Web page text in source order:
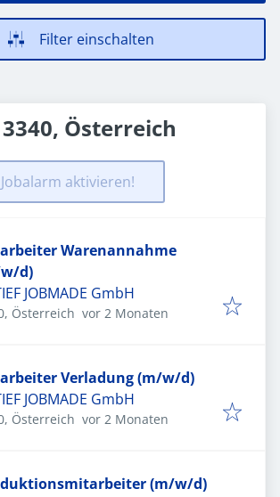
Filter einschalten
Österreich
aktivieren!
Warenannahme
d)
JOBMADE GmbH
Österreich Veröffentlicht:
vor 2 Monaten
Verladung (m/w/d)
JOBMADE GmbH
Österreich Veröffentlicht:
vor 2 Monaten
(m/w/d)